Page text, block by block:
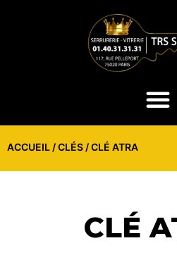
ACCUEIL /CLÉS / CLÉ ATRA
CLÉ